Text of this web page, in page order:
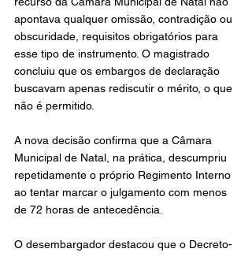
apontava qualquer omissão, contradição ou
obscuridade, requisitos obrigatórios para
esse tipo de instrumento. O magistrado
concluiu que os embargos de declaração
buscavam apenas rediscutir o mérito, o que
não é permitido.
A nova decisão confirma que a Câmara
Municipal de Natal, na prática, descumpriu
repetidamente o próprio Regimento Interno
ao tentar marcar o julgamento com menos
de 72 horas de antecedência.
O desembargador destacou que o Decreto-